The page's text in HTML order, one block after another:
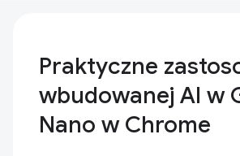
Praktyczne
wbudowanej AI w
Nano w Chrome